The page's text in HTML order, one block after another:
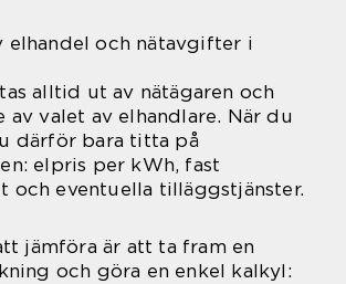
elhandel och nätavgifter i
alltid ut av nätägaren och
av valet av elhandlare. När du
därför bara titta på
elpris per kWh, fast
och eventuella tilläggstjänster.
jämföra är att ta fram en
och göra en enkel kalkyl: